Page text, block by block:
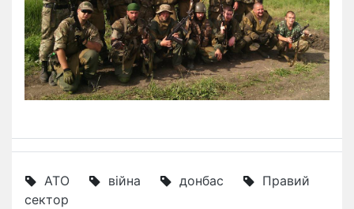
АТО війна донбас
Правий
сектор